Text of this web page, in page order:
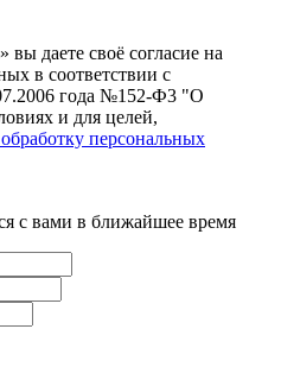
даете своё согласие на
в соответствии с
года №152-Ф3 "О
и для целей,
персональных
с вами в ближайшее время